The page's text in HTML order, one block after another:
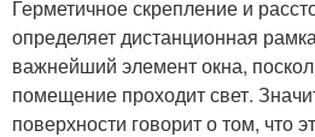
Герметичное скрепление и
определяет дистанционная
важнейший элемент окна,
помещение проходит свет.
поверхности говорит о том, что